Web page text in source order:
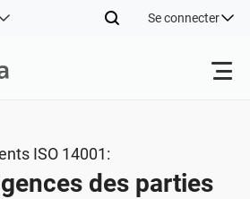
Se connecter
ISO 14001:
des parties